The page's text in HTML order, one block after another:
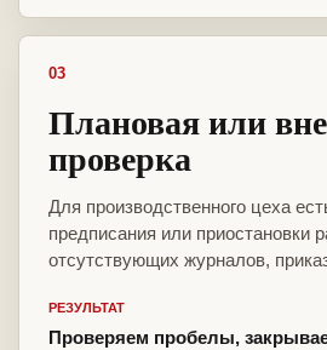
03
Плановая или
проверка
Для производственного цеха
предписания или приостановки
отсутствующих журналов,
РЕЗУЛЬТАТ
Проверяем пробелы,